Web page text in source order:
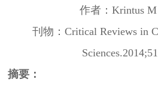
作者： Krintus M
刊物： Critical Reviews in
摘要：